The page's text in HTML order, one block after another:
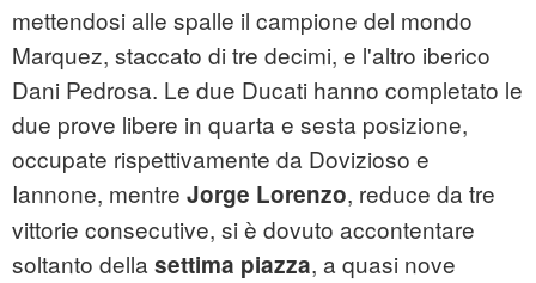
mettendosi alle spalle il campione del mondo
Marquez, staccato di tre decimi, e l'altro iberico
Dani Pedrosa. Le due Ducati hanno completato le
due prove libere in quarta e sesta posizione,
occupate rispettivamente da Dovizioso e
Iannone, mentre Jorge Lorenzo, reduce da tre
vittorie consecutive, si è dovuto accontentare
soltanto della settima piazza, a quasi nove